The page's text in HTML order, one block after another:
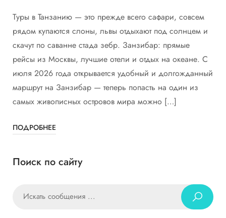
Туры в Танзанию — это прежде всего сафари, совсем
рядом купаются слоны, львы отдыхают под солнцем и
скачут по саванне стада зебр. Занзибар: прямые
рейсы из Москвы, лучшие отели и отдых на океане. С
июля 2026 года открывается удобный и долгожданный
маршрут на Занзибар — теперь попасть на один из
самых живописных островов мира можно […]
ПОДРОБНЕЕ
Поиск по сайту